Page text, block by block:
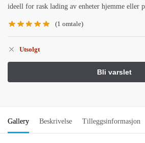
ideell for rask lading av enheter hjemme eller
(1 omtale)
Utsolgt
Gallery Beskrivelse Tilleggsinformasjon